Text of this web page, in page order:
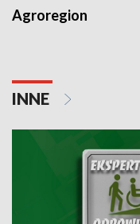
Agroregion
INNE